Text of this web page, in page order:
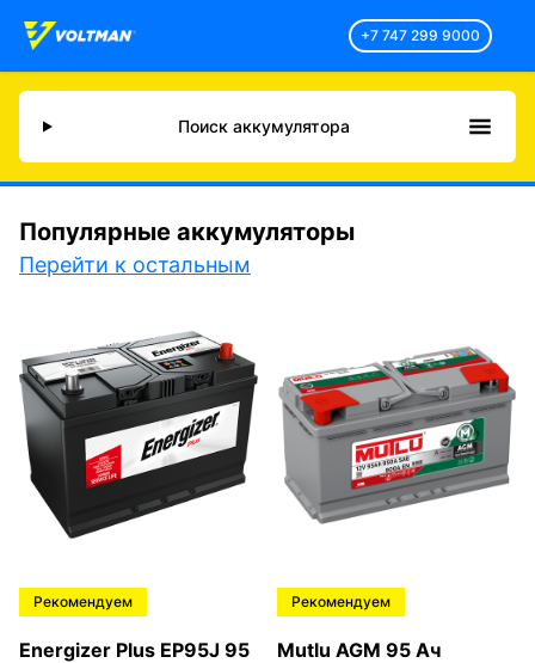
+7 747 299 9000
Поиск аккумулятора
Популярные аккумуляторы
Перейти к остальным
Рекомендуем
Energizer Plus EP95J 95
Рекомендуем
Mutlu AGM 95 Ач